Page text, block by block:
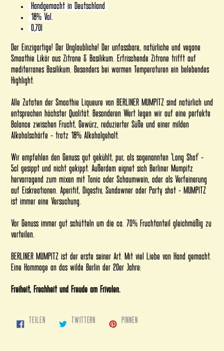
Handgemacht in Deutschland
18% Vol.
0,70l
Der Einzigartige! Der Unglaubliche! Der unfassbare, natürliche und vegane
Smoothie Likör aus Zitrone & Basilikum. Erfrischende Zitrone trifft auf
mediterranes Basilikum. Besonders bei warmen Temperaturen ein belebendes
Highlight.
Alle Zutaten der Smoothie Liqueure von BERLINER MUMPITZ sind natürlich und
entsprechen höchster Qualität. Besonderen Wert legen wir auf eine perfekte
Balance zwischen Frucht, Gewürz, reduzierter Süße und einer milden
Alkoholschärfe - trotz 18% Alkoholgehalt.
Wir empfehlen den Genuss gut gekühlt, pur, als sogenannten 'Long Shot' -
5cl gesippt und nicht gekippt. Außerdem eignet sich Berliner Mumpitz
hervorragend zum mixen mit Tonic oder Schaumwein, oder als Verfeinerung
auf Eiskreationen. Aperitif, Digestiv, Sundowner oder Party shot - MUMPITZ
ist immer eine Versuchung.
Vor Genuss immer gut schütteln um die ca. 70% Fruchtanteil gleichmäßig zu
verteilen.
BERLINER MUMPITZ ist der erste seiner Art. Mit viel Liebe von Hand gemacht.
Eine Hommage an das wilde Berlin der 20er Jahre:
Freiheit, Frechheit und Freude am Frivolen.
TEILEN
FACEBOOK
TWITTERN
TWITTER
PINNEN